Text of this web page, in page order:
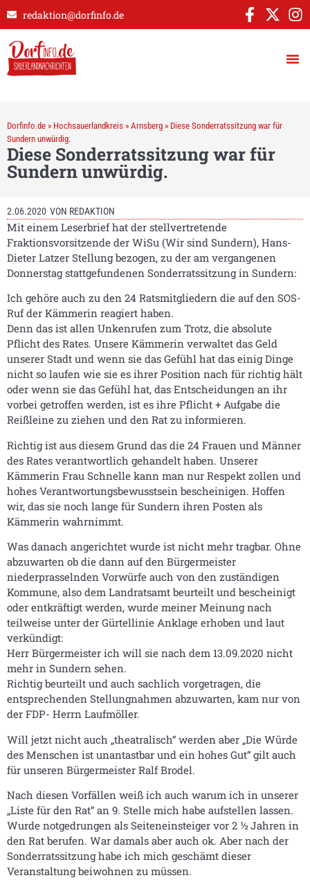
redaktion@dorfinfo.de
Dorfinfo.de » Hochsauerlandkreis » Arnsberg » Diese Sonderratssitzung war für
Sundern unwürdig.
Diese Sonderratssitzung war für
Sundern unwürdig.
2.06.2020 VON REDAKTION
Mit einem Leserbrief hat der stellvertretende
Fraktionsvorsitzende der WiSu (Wir sind Sundern), Hans-
Dieter Latzer Stellung bezogen, zu der am vergangenen
Donnerstag stattgefundenen Sonderratssitzung in Sundern:
Ich gehöre auch zu den 24 Ratsmitgliedern die auf den SOS-
Ruf der Kämmerin reagiert haben.
Denn das ist allen Unkenrufen zum Trotz, die absolute
Pflicht des Rates. Unsere Kämmerin verwaltet das Geld
unserer Stadt und wenn sie das Gefühl hat das einig Dinge
nicht so laufen wie sie es ihrer Position nach für richtig hält
oder wenn sie das Gefühl hat, das Entscheidungen an ihr
vorbei getroffen werden, ist es ihre Pflicht + Aufgabe die
Reißleine zu ziehen und den Rat zu informieren.
Richtig ist aus diesem Grund das die 24 Frauen und Männer
des Rates verantwortlich gehandelt haben. Unserer
Kämmerin Frau Schnelle kann man nur Respekt zollen und
hohes Verantwortungsbewusstsein bescheinigen. Hoffen
wir, das sie noch lange für Sundern ihren Posten als
Kämmerin wahrnimmt.
Was danach angerichtet wurde ist nicht mehr tragbar. Ohne
abzuwarten ob die dann auf den Bürgermeister
niederprasselnden Vorwürfe auch von den zuständigen
Kommune, also dem Landratsamt beurteilt und bescheinigt
oder entkräftigt werden, wurde meiner Meinung nach
teilweise unter der Gürtellinie Anklage erhoben und laut
verkündigt:
Herr Bürgermeister ich will sie nach dem 13.09.2020 nicht
mehr in Sundern sehen.
Richtig beurteilt und auch sachlich vorgetragen, die
entsprechenden Stellungnahmen abzuwarten, kam nur von
der FDP- Herrn Laufmöller.
Will jetzt nicht auch „theatralisch“ werden aber „Die Würde
des Menschen ist unantastbar und ein hohes Gut“ gilt auch
für unseren Bürgermeister Ralf Brodel.
Nach diesen Vorfällen weiß ich auch warum ich in unserer
„Liste für den Rat“ an 9. Stelle mich habe aufstellen lassen.
Wurde notgedrungen als Seiteneinsteiger vor 2 ½ Jahren in
den Rat berufen. War damals aber auch ok. Aber nach der
Sonderratssitzung habe ich mich geschämt dieser
Veranstaltung beiwohnen zu müssen.